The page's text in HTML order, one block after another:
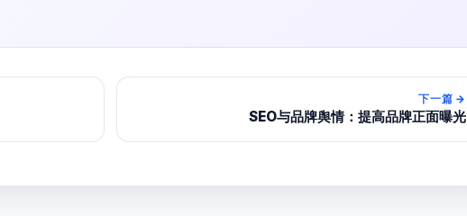
下一篇 →
SEO与品牌舆情：提高品牌正面曝光